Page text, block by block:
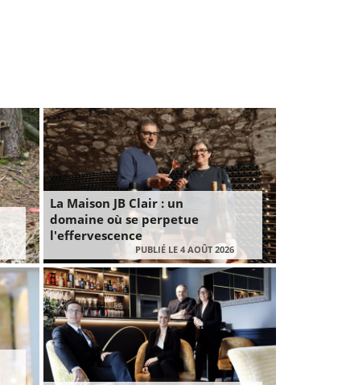
La Maison JB Clair : un
domaine où se perpetue
l'effervescence
PUBLIÉ LE 4 AOÛT 2026